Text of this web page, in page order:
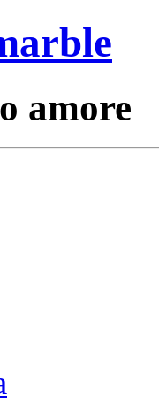
amore